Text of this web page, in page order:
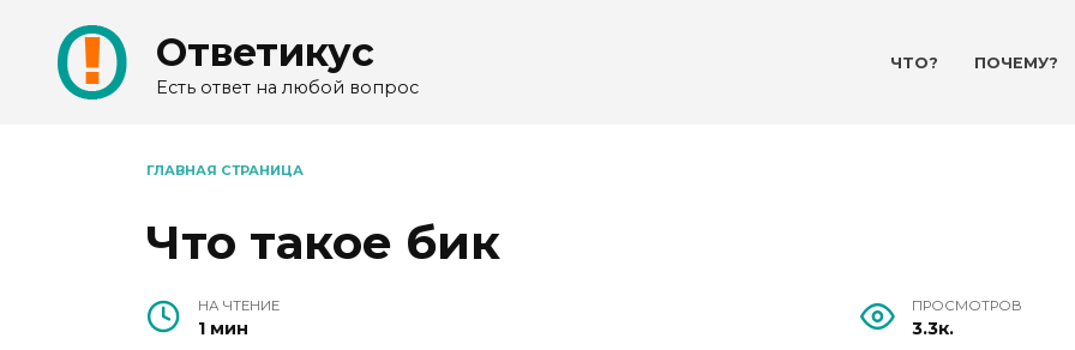
содержанию
Ответикус
Есть ответ на любой вопрос
ЧТО? ПОЧЕМУ?
ГЛАВНАЯ СТРАНИЦА
Что такое бик
НА ЧТЕНИЕ
1 мин
ПРОСМОТРОВ
3.3к.